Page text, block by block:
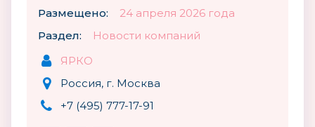
Размещено:
24 апреля 2026 года
Раздел:
Новости компаний
ЯРКО
Россия, г. Москва
+7 (495) 777-17-91